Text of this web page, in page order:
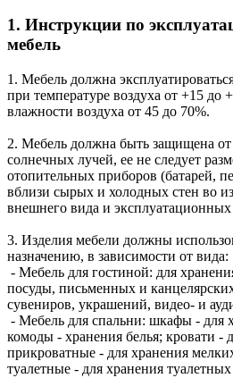
1. Инструкции по
мебель
1. Мебель должна
при температуре воздуха от +15 до
влажности воздуха от 45 до 70%.
2. Мебель должна быть защищена
солнечных лучей, ее не следует
отопительных приборов (батарей,
вблизи сырых и холодных стен во
внешнего вида и эксплуатационных
3. Изделия мебели должны
назначению, в зависимости от вида:
- Мебель для гостиной: для
посуды, письменных и
сувениров, украшений, видео- и
- Мебель для спальни: шкафы - для
комоды - хранения белья; кровати -
прикроватные - для хранения
туалетные - для хранения